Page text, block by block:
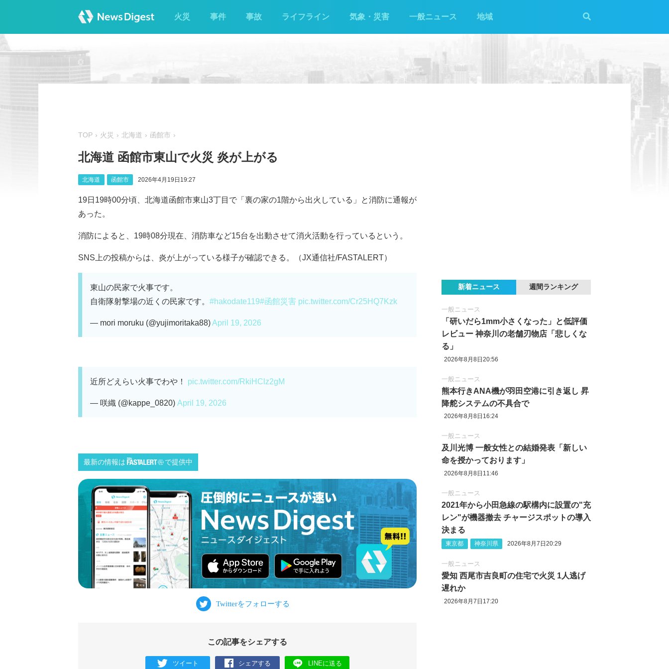
火災 事件 事故 ライフライン 気象・災害 一般ニュース 地域
TOP 火災 北海道 函館市
北海道 函館市東山で火災 炎が上がる
北海道 函館市 2026年4月19日19:27
19日19時00分頃、北海道函館市東山3丁目で「裏の家の1階から出火している」と消防に通報が
あった。
消防によると、19時08分現在、消防車など15台を出動させて消火活動を行っているという。
SNS上の投稿からは、炎が上がっている様子が確認できる。（JX通信社/FASTALERT）
東山の民家で火事です。
自衛隊射撃場の近くの民家です。 #hakodate119#函館災害 pic.twitter.com/Cr25HQ7Kzk
— mori moruku (@yujimoritaka88)April 19, 2026
近所どえらい火事でわや！ pic.twitter.com/RkiHClz2gM
— 咲織 (@kappe_0820) April 19, 2026
最新の情報は で提供中
この記事をシェアする
ツイート シェアする LINEに送る
新着ニュース 週間ランキング
一般ニュース
「研いだら1mm小さくなった」と低評価
レビュー 神奈川の老舗刃物店「悲しくな
る」
2026年8月8日20:56
一般ニュース
熊本行きANA機が羽田空港に引き返し 昇
降舵システムの不具合で
2026年8月8日16:24
一般ニュース
及川光博 一般女性との結婚発表「新しい
命を授かっております」
2026年8月8日11:46
一般ニュース
2021年から小田急線の駅構内に設置の"充
レン"が機器撤去 チャージスポットの導入
決まる
東京都 神奈川県 2026年8月7日20:29
一般ニュース
愛知 西尾市吉良町の住宅で火災 1人逃げ
遅れか
2026年8月7日17:20